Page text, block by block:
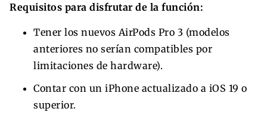
Requisitos para disfrutar de la función:
Tener los nuevos AirPods Pro 3 (modelos
anteriores no serían compatibles por
limitaciones de hardware).
Contar con un iPhone actualizado a iOS 19 o
superior.